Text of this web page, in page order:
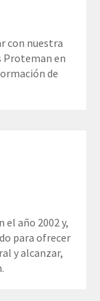
con nuestra
Proteman en
de
el año 2002 y,
para ofrecer
y alcanzar,